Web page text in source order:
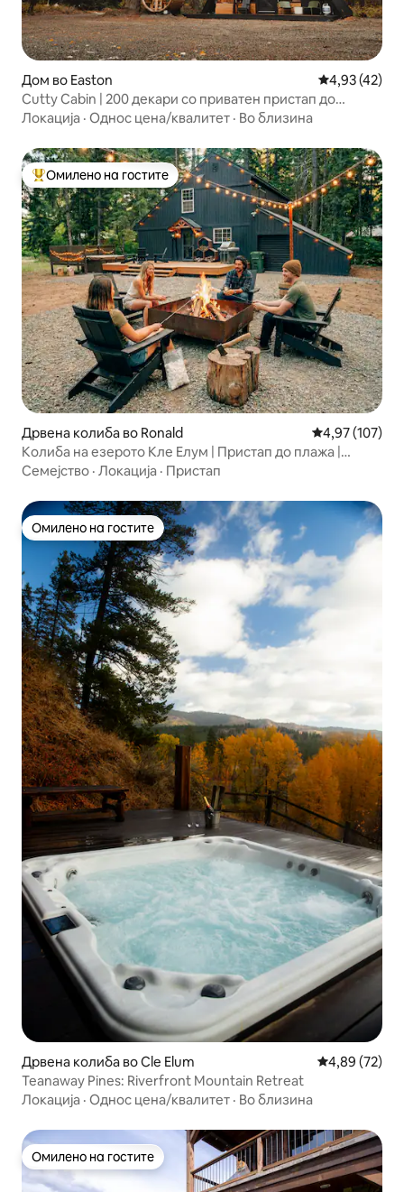
Дом во Easton Просечна
4,93 (42)
Cutty Cabin | 200 декари со приватен пристап до
реката!
Локација · Однос цена/квалитет · Во близина
Меѓу најуспешните „Омилени на гостите“
Омилено на гостите
Дрвена колиба во Ronald Просечна
4,97 (107)
Колиба на езерото Кле Елум | Пристап до плажа |
Џакузи
Семејство · Локација · Пристап
Омилено на гостите
Омилено на гостите
Дрвена колиба во Cle Elum Просечна
4,89 (72)
Teanaway Pines: Riverfront Mountain Retreat
Локација · Однос цена/квалитет · Во близина
Омилено на гостите
Омилено на гостите